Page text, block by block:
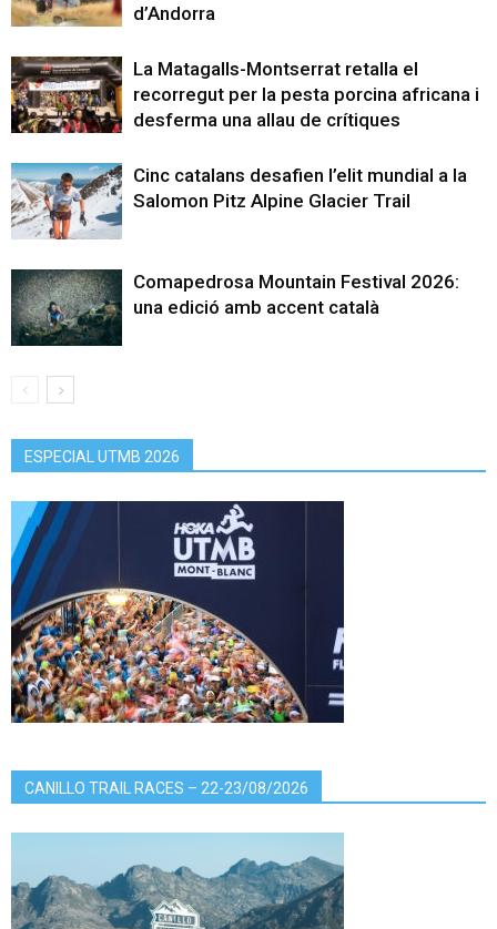
d’Andorra
La Matagalls-Montserrat retalla el
recorregut per la pesta porcina africana i
desferma una allau de crítiques
Cinc catalans desafien l’elit mundial a la
Salomon Pitz Alpine Glacier Trail
Comapedrosa Mountain Festival 2026:
una edició amb accent català
ESPECIAL UTMB 2026
CANILLO TRAIL RACES – 22-23/08/2026